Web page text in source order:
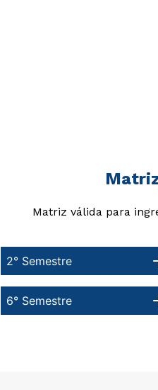
Matriz válida para
6° Semestre
2° Semestre